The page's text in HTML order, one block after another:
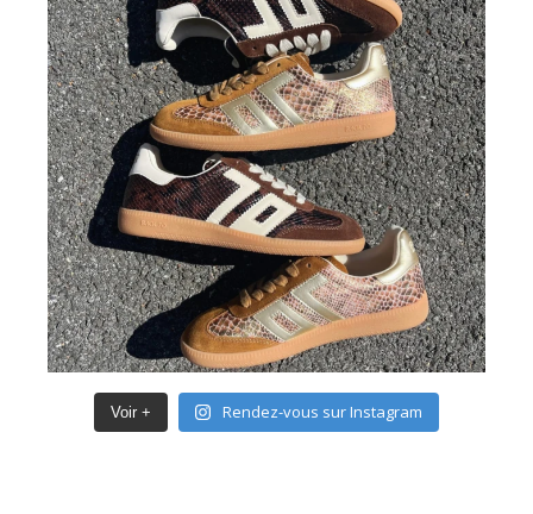
Voir + Rendez-vous sur Instagram